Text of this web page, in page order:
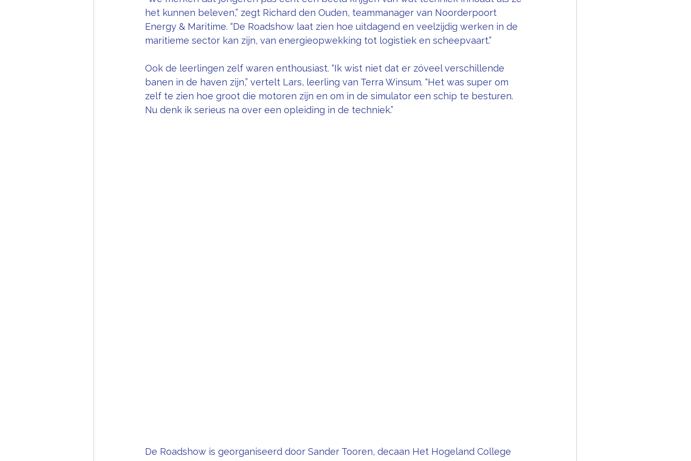
het kunnen beleven,” zegt Richard den Ouden, teammanager van Noorderpoort
Energy & Maritime. “De Roadshow laat zien hoe uitdagend en veelzijdig werken in de
maritieme sector kan zijn, van energieopwekking tot logistiek en scheepvaart.”
Ook de leerlingen zelf waren enthousiast. “Ik wist niet dat er zóveel verschillende
banen in de haven zijn,” vertelt Lars, leerling van Terra Winsum. “Het was super om
zelf te zien hoe groot die motoren zijn en om in de simulator een schip te besturen.
Nu denk ik serieus na over een opleiding in de techniek.”
De Roadshow is georganiseerd door Sander Tooren, decaan Het Hogeland College